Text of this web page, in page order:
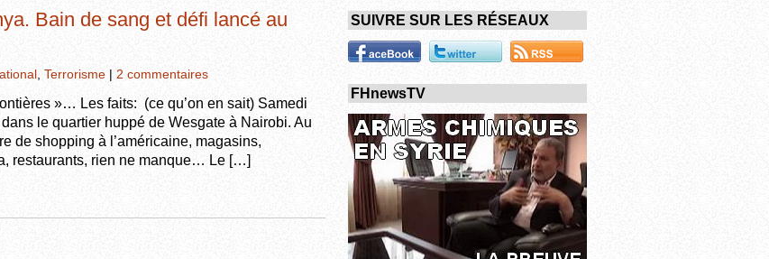
Bain de sang et défi lancé au
Terrorisme | 2 commentaires
»… Les faits: (ce qu’on en sait) Samedi
le quartier huppé de Wesgate à Nairobi. Au
de shopping à l’américaine, magasins,
restaurants, rien ne manque… Le […]
SUIVRE SUR LES RÉSEAUX
FHnewsTV